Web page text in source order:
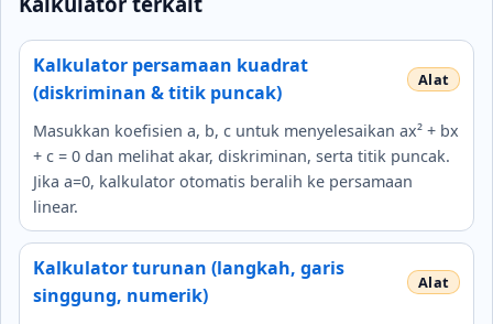
Kalkulator persamaan kuadrat
(diskriminan & titik puncak)
Masukkan koefisien a, b, c untuk menyelesaikan ax² + bx
+ c = 0 dan melihat akar, diskriminan, serta titik puncak.
Jika a=0, kalkulator otomatis beralih ke persamaan
linear.
Kalkulator turunan (langkah, garis
singgung, numerik)